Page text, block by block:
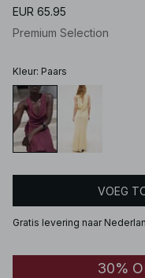
EUR 65.95
Premium Selection
Kleur: Paars
VOEG
Gratis levering naar
30%